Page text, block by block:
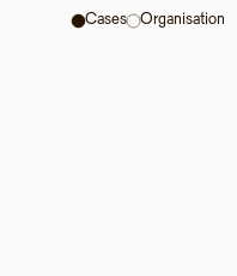
Cases Organisation